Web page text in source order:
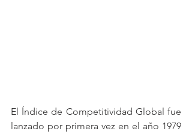
El Índice de Competitividad Global fue
lanzado por primera vez en el año 1979